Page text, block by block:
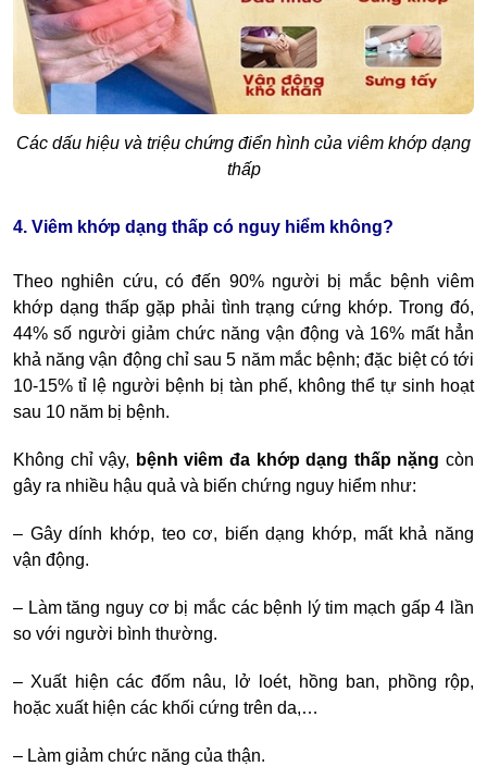
Các dấu hiệu và triệu chứng điển hình của viêm khớp dạng
thấp
4. Viêm khớp dạng thấp có nguy hiểm không?
Theo nghiên cứu, có đến 90% người bị mắc bệnh viêm
khớp dạng thấp gặp phải tình trạng cứng khớp. Trong đó,
44% số người giảm chức năng vận động và 16% mất hẳn
khả năng vận động chỉ sau 5 năm mắc bệnh; đặc biệt có tới
10-15% tỉ lệ người bệnh bị tàn phế, không thể tự sinh hoạt
sau 10 năm bị bệnh.
Không chỉ vậy, bệnhviêm đa khớp dạng thấp nặng còn
gây ra nhiều hậu quả và biến chứng nguy hiểm như:
– Gây dính khớp, teo cơ, biến dạng khớp, mất khả năng
vận động.
– Làm tăng nguy cơ bị mắc các bệnh lý tim mạch gấp 4 lần
so với người bình thường.
– Xuất hiện các đốm nâu, lở loét, hồng ban, phồng rộp,
hoặc xuất hiện các khối cứng trên da,…
– Làm giảm chức năng của thận.